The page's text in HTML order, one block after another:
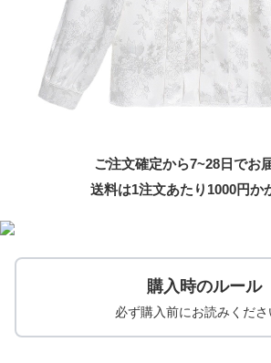
ご注文確定から7~28日でお
送料は1注文あたり 1000円か
購入時のルール
必ず購入前にお読みくださ